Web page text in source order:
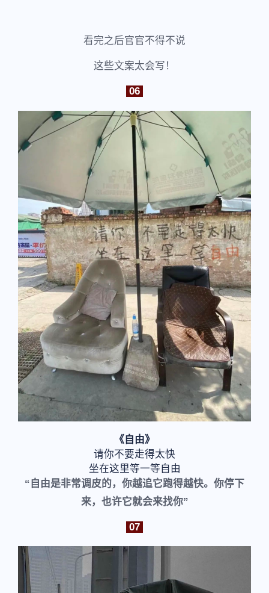
看完之后官官不得不说
这些文案太会写！
06
《自由》
请你不要走得太快
坐在这里等一等自由
“自由是非常调皮的，你越追它跑得越快。 你停下
来，也许它就会来找你”
07